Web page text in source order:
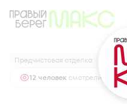
2-комнатная59.58 м2
Ипотекаот 25 977 руб.
Предчистовая отделка
12 человек смотрели эту